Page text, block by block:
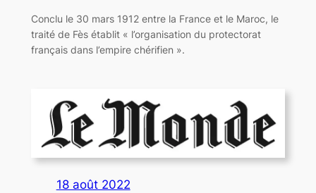
Conclu le 30 mars 1912 entre la France et le Maroc, le
traité de Fès établit « l’organisation du protectorat
français dans l’empire chérifien ».
18 août 2022